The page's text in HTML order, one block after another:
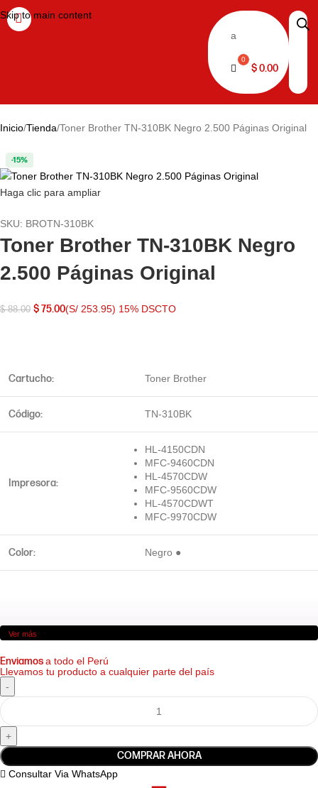
Skip to main content
a
$0.00
Inicio Tienda Toner Brother TN-310BK Negro 2.500 Páginas Original
-15%
Haga clic para ampliar
SKU: BROTN-310BK
Toner Brother TN-310BK Negro
2.500 Páginas Original
$88.00 $75.00(S/ 253.95) 15% DSCTO
Cartucho: Toner Brother
Código: TN-310BK
Impresora:
HL-4150CDN
MFC-9460CDN
HL-4570CDW
MFC-9560CDW
HL-4570CDWT
MFC-9970CDW
Color: Negro ●
Ver más
Enviamosa todo el Perú
Llevamos tu producto a cualquier parte del país
COMPRAR AHORA
Consultar Via WhatsApp